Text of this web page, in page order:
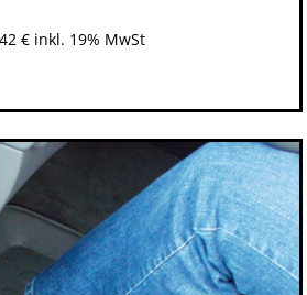
€ inkl. 19% MwSt